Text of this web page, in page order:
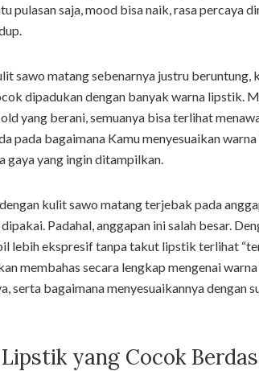
pulasan saja, mood bisa naik, rasa percaya
sawo matang sebenarnya justru beruntung,
dipadukan dengan banyak warna lipstik.
yang berani, semuanya bisa terlihat
pada bagaimana Kamu menyesuaikan
gaya yang ingin ditampilkan.
kulit sawo matang terjebak pada
Padahal, anggapan ini salah besar.
lebih ekspresif tanpa takut lipstik terlihat
membahas secara lengkap mengenai
serta bagaimana menyesuaikannya dengan
yang Cocok